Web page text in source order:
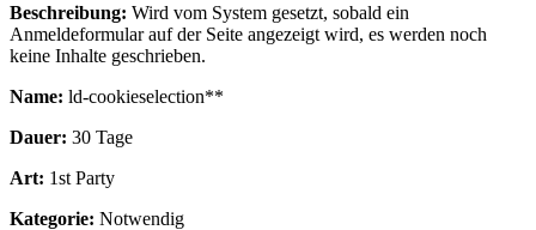
Beschreibung: Wird vom System gesetzt, sobald ein
Anmeldeformular auf der Seite angezeigt wird, es werden noch
keine Inhalte geschrieben.
Name: ld-cookieselection**
Dauer: 30 Tage
Art: 1st Party
Kategorie: Notwendig